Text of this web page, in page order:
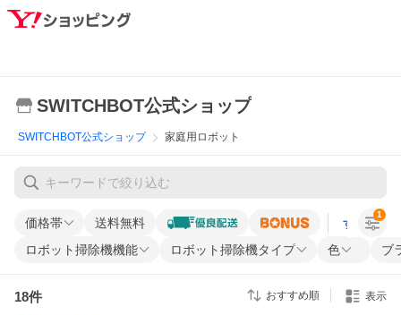
SWITCHBOT公式ショップ
SWITCHBOT公式ショップ 家庭用ロボット
価格帯 送料無料 すべての条
ロボット掃除機機能 ロボット掃除機タイプ 色 ブ
1
18件 おすすめ順 表示